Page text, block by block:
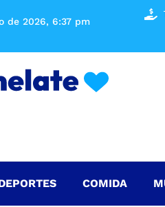
de 2026, 6:37 pm
COMIDA